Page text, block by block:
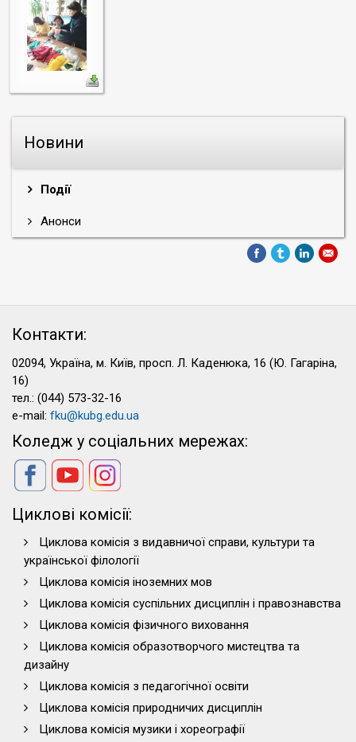
Новини
Події
Анонси
Контакти:
02094, Україна, м. Київ, просп. Л. Каденюка, 16 (Ю. Гагаріна,
16)
тел.: (044) 573-32-16
e-mail: fku@kubg.edu.ua
Коледж у соціальних мережах:
Циклові комісії:
Циклова комісія з видавничої справи, культури та
української філології
Циклова комісія іноземних мов
Циклова комісія суспільних дисциплін і правознавства
Циклова комісія фізичного виховання
Циклова комісія образотворчого мистецтва та
дизайну
Циклова комісія з педагогічної освіти
Циклова комісія природничих дисциплін
Циклова комісія музики і хореографії